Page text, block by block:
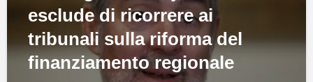
esclude di ricorrere ai
tribunali sulla riforma del
finanziamento regionale